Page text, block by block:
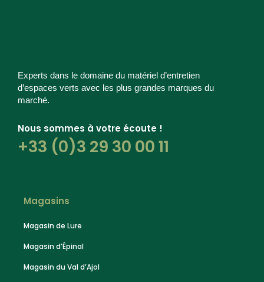
Experts dans le domaine du matériel d’entretien
d’espaces verts avec les plus grandes marques du
marché.
Nous sommes à votre écoute !
+33 (0)3 29 30 00 11
Magasins
Magasin de Lure
Magasin d’Épinal
Magasin du Val d’Ajol